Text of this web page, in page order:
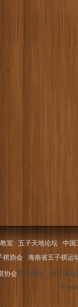
室 五子天地论坛
中国
棋协会 海南省五子棋运
协会官方网站，对于本